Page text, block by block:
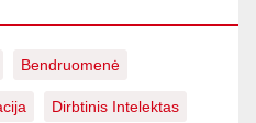
Bendruomenė
Dirbtinis Intelektas